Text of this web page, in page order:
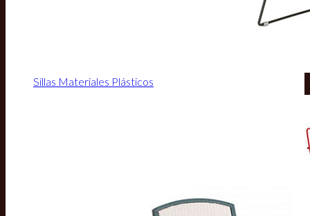
Sillas Materiales Plásticos